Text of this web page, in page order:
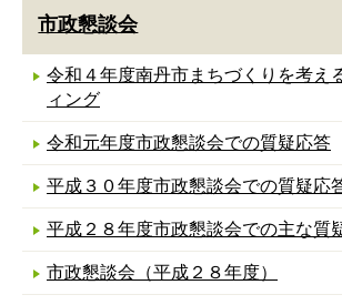
市政懇談会
令和４年度南丹市まちづくりを考え
ィング
令和元年度市政懇談会での質疑応答
平成３０年度市政懇談会での質疑応
平成２８年度市政懇談会での主な質
市政懇談会（平成２８年度）